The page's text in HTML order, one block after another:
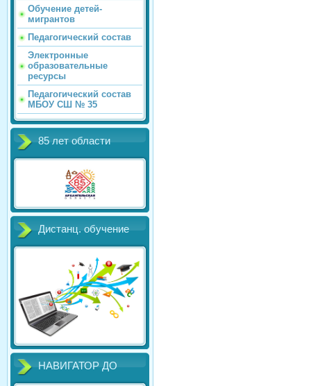
Обучение детей-
мигрантов
Педагогический состав
Электронные
образовательные
ресурсы
Педагогический состав
МБОУ СШ № 35
85 лет области
Дистанц. обучение
НАВИГАТОР ДО